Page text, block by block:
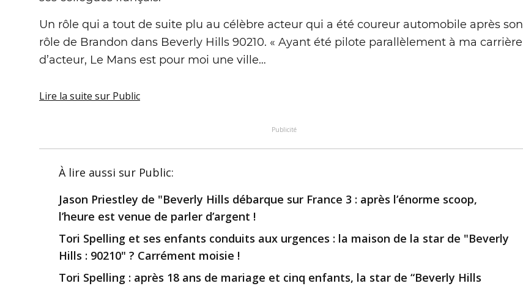
Un rôle qui a tout de suite plu au célèbre acteur qui a été coureur automobile après son
rôle de Brandon dans Beverly Hills 90210. « Ayant été pilote parallèlement à ma carrière
d’acteur, Le Mans est pour moi une ville…
Lire la suite sur Public
Publicité
À lire aussi sur Public:
Jason Priestley de "Beverly Hills débarque sur France 3 : après l’énorme scoop,
l’heure est venue de parler d’argent !
Tori Spelling et ses enfants conduits aux urgences : la maison de la star de "Beverly
Hills : 90210" ? Carrément moisie !
Tori Spelling : après 18 ans de mariage et cinq enfants, la star de “Beverly Hills